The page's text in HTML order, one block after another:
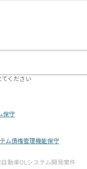
ください
保守
ム債権管理機能保守
自動車OLシステム開発案件